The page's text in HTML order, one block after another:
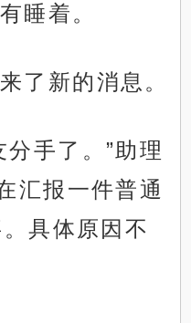
睡着。
了新的消息。
手了。”助理
汇报一件普通
具体原因不